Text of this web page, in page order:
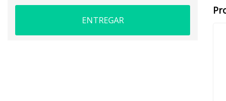
ENTREGAR